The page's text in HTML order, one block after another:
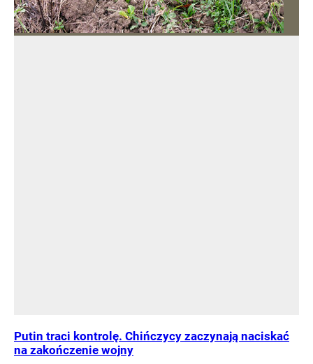
Putin traci kontrolę. Chińczycy zaczynają naciskać
na zakończenie wojny